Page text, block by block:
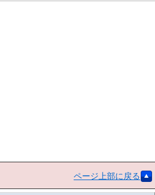
ページ上部に戻る